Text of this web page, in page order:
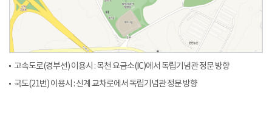
고속도로(경부선) 이용시 : 목천 요금소(IC)에서 독립기념관 정문 방향
국도(21번) 이용시 : 신계 교차로에서 독립기념관 정문 방향